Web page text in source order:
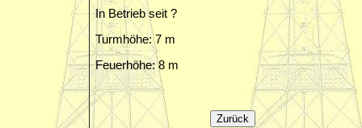
In Betrieb seit ?
Turmhöhe: 7 m
Feuerhöhe: 8 m